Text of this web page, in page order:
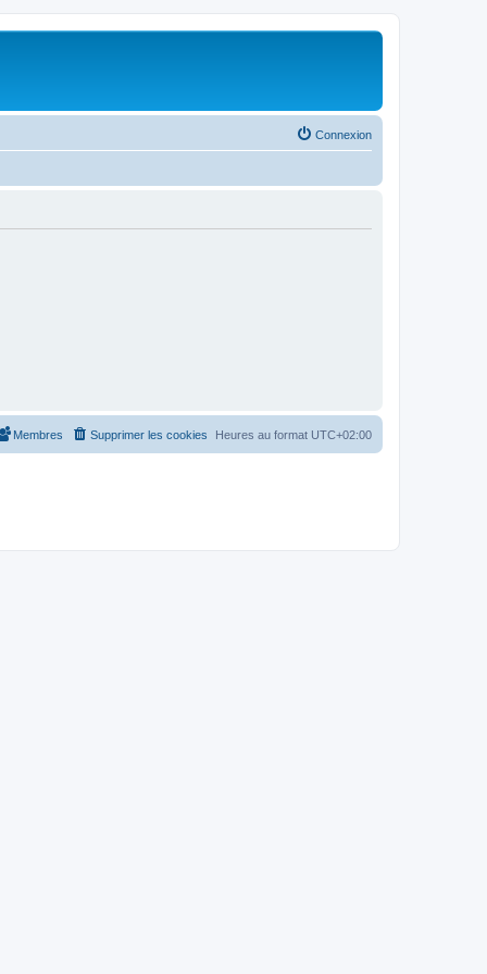
Connexion
Heures au format UTC+02:00
Supprimer les cookies
Membres